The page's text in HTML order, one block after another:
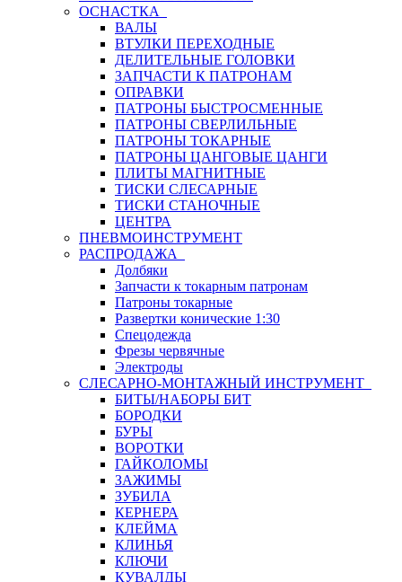
ОСНАСТКА
ВАЛЫ
ВТУЛКИ ПЕРЕХОДНЫЕ
ДЕЛИТЕЛЬНЫЕ ГОЛОВКИ
ЗАПЧАСТИ К ПАТРОНАМ
ОПРАВКИ
ПАТРОНЫ БЫСТРОСМЕННЫЕ
ПАТРОНЫ СВЕРЛИЛЬНЫЕ
ПАТРОНЫ ТОКАРНЫЕ
ПАТРОНЫ ЦАНГОВЫЕ ЦАНГИ
ПЛИТЫ МАГНИТНЫЕ
ТИСКИ СЛЕСАРНЫЕ
ТИСКИ СТАНОЧНЫЕ
ЦЕНТРА
ПНЕВМОИНСТРУМЕНТ
РАСПРОДАЖА
Долбяки
Запчасти к токарным патронам
Патроны токарные
Развертки конические 1:30
Спецодежда
Фрезы червячные
Электроды
СЛЕСАРНО-МОНТАЖНЫЙ ИНСТРУМЕНТ
БИТЫ/НАБОРЫ БИТ
БОРОДКИ
БУРЫ
ВОРОТКИ
ГАЙКОЛОМЫ
ЗАЖИМЫ
ЗУБИЛА
КЕРНЕРА
КЛЕЙМА
КЛИНЬЯ
КЛЮЧИ
КУВАЛДЫ